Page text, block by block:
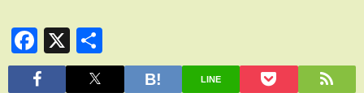
Facebook
X
有
LINE